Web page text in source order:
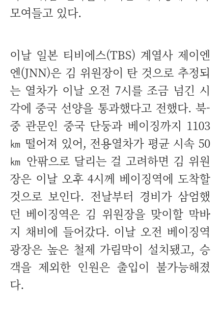
모여들고 있다.
이날 일본 티비에스(TBS) 계열사 제이엔
엔(JNN)은 김 위원장이 탄 것으로 추정되
는 열차가 이날 오전 7시를 조금 넘긴 시
각에 중국 선양을 통과했다고 전했다. 북-
중 관문인 중국 단둥과 베이징까지 1103
㎞ 떨어져 있어, 전용열차가 평균 시속 50
㎞ 안팎으로 달리는 걸 고려하면 김 위원
장은 이날 오후 4시께 베이징역에 도착할
것으로 보인다. 전날부터 경비가 삼엄했
던 베이징역은 김 위원장을 맞이할 막바
지 채비에 들어갔다. 이날 오전 베이징역
광장은 높은 철제 가림막이 설치됐고, 승
객을 제외한 인원은 출입이 불가능해졌
다.